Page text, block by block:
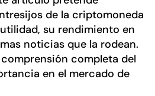
de la criptomoneda
su rendimiento en
noticias que la rodean.
completa del
en el mercado de